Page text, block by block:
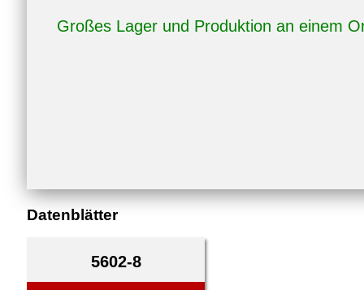
Großes Lager und Produktion an einem
Datenblätter
5602-8